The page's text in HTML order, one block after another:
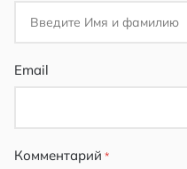
Email
Комментарий